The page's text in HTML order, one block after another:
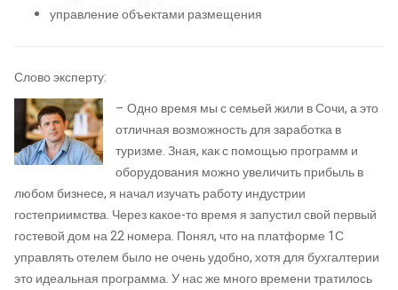
управление объектами размещения
Слово эксперту:
– Одно время мы с семьей жили в Сочи, а это
отличная возможность для заработка в
туризме. Зная, как с помощью программ и
оборудования можно увеличить прибыль в
любом бизнесе, я начал изучать работу индустрии
гостеприимства. Через какое-то время я запустил свой первый
гостевой дом на 22 номера. Понял, что на платформе 1С
управлять отелем было не очень удобно, хотя для бухгалтерии
это идеальная программа. У нас же много времени тратилось